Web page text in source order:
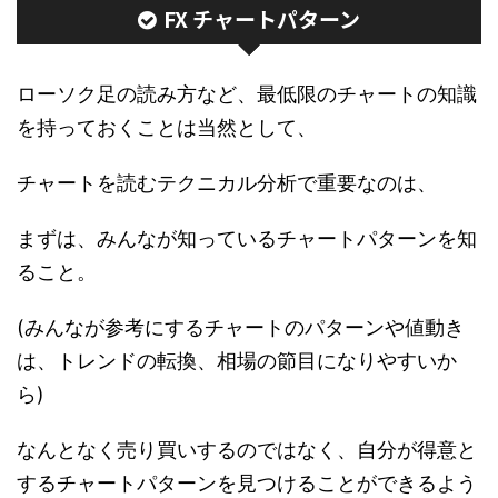
FX チャートパターン
ローソク足の読み方など、最低限のチャートの知識
を持っておくことは当然として、
チャートを読むテクニカル分析で重要なのは、
まずは、みんなが知っているチャートパターンを知
ること。
(みんなが参考にするチャートのパターンや値動き
は、トレンドの転換、相場の節目になりやすいか
ら)
なんとなく売り買いするのではなく、自分が得意と
するチャートパターンを見つけることができるよう